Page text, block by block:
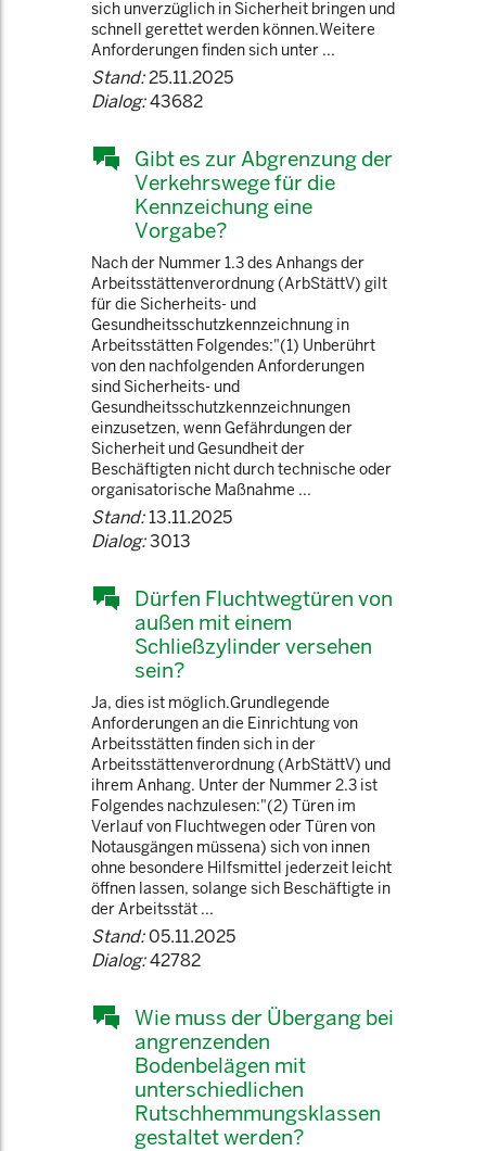
sich unverzüglich in Sicherheit bringen und
schnell gerettet werden können.Weitere
Anforderungen finden sich unter ...
Stand:25.11.2025
Dialog:43682
Gibt es zur Abgrenzung der
Verkehrswege für die
Kennzeichung eine
Vorgabe?
Nach der Nummer 1.3 des Anhangs der
Arbeitsstättenverordnung (ArbStättV) gilt
für die Sicherheits- und
Gesundheitsschutzkennzeichnung in
Arbeitsstätten Folgendes:"(1) Unberührt
von den nachfolgenden Anforderungen
sind Sicherheits- und
Gesundheitsschutzkennzeichnungen
einzusetzen, wenn Gefährdungen der
Sicherheit und Gesundheit der
Beschäftigten nicht durch technische oder
organisatorische Maßnahme ...
Stand:13.11.2025
Dialog:3013
Dürfen Fluchtwegtüren von
außen mit einem
Schließzylinder versehen
sein?
Ja, dies ist möglich.Grundlegende
Anforderungen an die Einrichtung von
Arbeitsstätten finden sich in der
Arbeitsstättenverordnung (ArbStättV) und
ihrem Anhang. Unter der Nummer 2.3 ist
Folgendes nachzulesen:"(2) Türen im
Verlauf von Fluchtwegen oder Türen von
Notausgängen müssena) sich von innen
ohne besondere Hilfsmittel jederzeit leicht
öffnen lassen, solange sich Beschäftigte in
der Arbeitsstät ...
Stand:05.11.2025
Dialog:42782
Wie muss der Übergang bei
angrenzenden
Bodenbelägen mit
unterschiedlichen
Rutschhemmungsklassen
gestaltet werden?